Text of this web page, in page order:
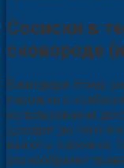
Сосиски в
сковороде
Благодаря этому
пирожки с
использование
доходит до того
высоты пирожка.
разнообразия